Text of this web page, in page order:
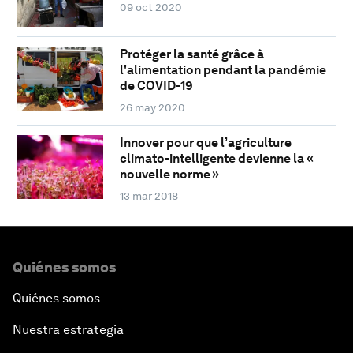
09 oct 2020
Protéger la santé grâce à
l'alimentation pendant la pandémie
de COVID-19
26 may 2020
Innover pour que l’agriculture
climato-intelligente devienne la «
nouvelle norme »
13 mar 2018
Quiénes somos
Quiénes somos
Nuestra estrategia